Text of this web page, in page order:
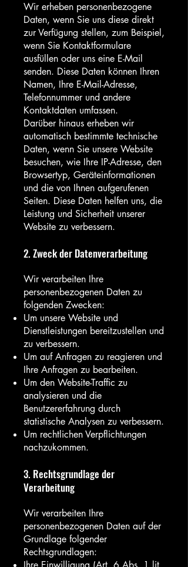
Wir erheben personenbezogene
Daten, wenn Sie uns diese direkt
zur Verfügung stellen, zum Beispiel,
wenn Sie Kontaktformulare
ausfüllen oder uns eine E-Mail
senden. Diese Daten können Ihren
Namen, Ihre E-Mail-Adresse,
Telefonnummer und andere
Kontaktdaten umfassen.
Darüber hinaus erheben wir
automatisch bestimmte technische
Daten, wenn Sie unsere Website
besuchen, wie Ihre IP-Adresse, den
Browsertyp, Geräteinformationen
und die von Ihnen aufgerufenen
Seiten. Diese Daten helfen uns, die
Leistung und Sicherheit unserer
Website zu verbessern.
2. Zweck der Datenverarbeitung
Wir verarbeiten Ihre
personenbezogenen Daten zu
folgenden Zwecken:
Um unsere Website und
Dienstleistungen bereitzustellen und
zu verbessern.
Um auf Anfragen zu reagieren und
Ihre Anfragen zu bearbeiten.
Um den Website-Traffic zu
analysieren und die
Benutzererfahrung durch
statistische Analysen zu verbessern.
Um rechtlichen Verpflichtungen
nachzukommen.
3. Rechtsgrundlage der
Verarbeitung
Wir verarbeiten Ihre
personenbezogenen Daten auf der
Grundlage folgender
Rechtsgrundlagen: